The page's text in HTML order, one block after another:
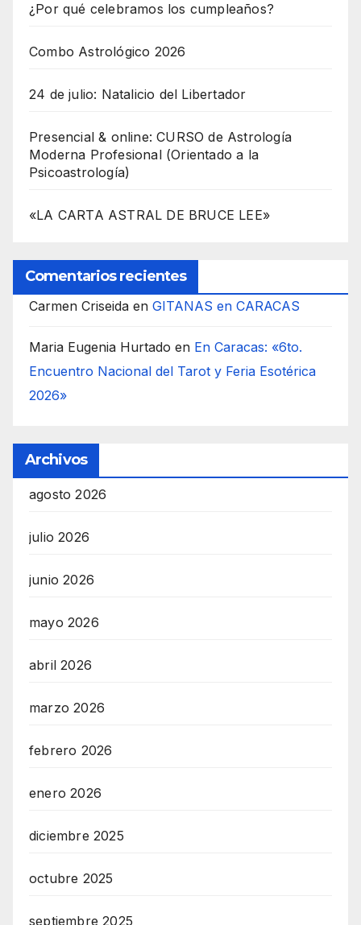
¿Por qué celebramos los cumpleaños?
Combo Astrológico 2026
24 de julio: Natalicio del Libertador
Presencial & online: CURSO de Astrología
Moderna Profesional (Orientado a la
Psicoastrología)
«LA CARTA ASTRAL DE BRUCE LEE»
Comentarios recientes
Carmen Criseida en GITANAS en CARACAS
Maria Eugenia Hurtado en En Caracas: «6to.
Encuentro Nacional del Tarot y Feria Esotérica
2026»
Archivos
agosto 2026
julio 2026
junio 2026
mayo 2026
abril 2026
marzo 2026
febrero 2026
enero 2026
diciembre 2025
octubre 2025
septiembre 2025